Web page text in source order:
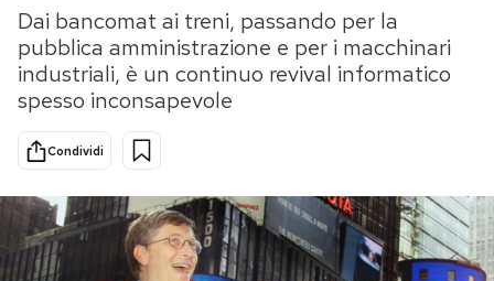
Internet
Scienza
Cultura
Economia
Sport
Storie/Idee
Ok Boomer!
Media
PODCAST
Dai bancomat ai treni, passando per la
pubblica amministrazione e per i macchinari
industriali, è un continuo revival informatico
spesso inconsapevole
Condividi